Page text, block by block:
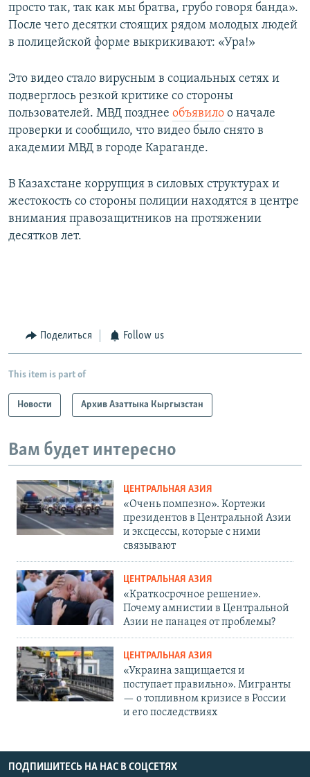
просто так, так как мы братва, грубо говоря банда».
После чего десятки стоящих рядом молодых людей
в полицейской форме выкрикивают: «Ура!»
Это видео стало вирусным в социальных сетях и
подверглось резкой критике со стороны
пользователей. МВД позднее объявило о начале
проверки и сообщило, что видео было снято в
академии МВД в городе Караганде.
В Казахстане коррупция в силовых структурах и
жестокость со стороны полиции находятся в центре
внимания правозащитников на протяжении
десятков лет.
Поделиться Follow us
This item is part of
Новости Архив Азаттыка Кыргызстан
Вам будет интересно
ЦЕНТРАЛЬНАЯ АЗИЯ
«Очень помпезно». Кортежи
президентов в Центральной Азии
и эксцессы, которые с ними
связывают
ЦЕНТРАЛЬНАЯ АЗИЯ
«Краткосрочное решение».
Почему амнистии в Центральной
Азии не панацея от проблемы?
ЦЕНТРАЛЬНАЯ АЗИЯ
«Украина защищается и
поступает правильно». Мигранты
— о топливном кризисе в России
и его последствиях
ПОДПИШИТЕСЬ НА НАС В СОЦСЕТЯХ